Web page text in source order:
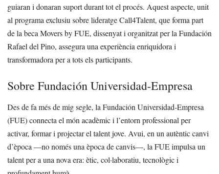
guiaran i donaran suport durant tot el procés. Aquest aspecte, unit
al programa exclusiu sobre lideratge Call4Talent, que forma part
de la beca Movers by FUE, dissenyat i organitzat per la Fundación
Rafael del Pino, assegura una experiència enriquidora i
transformadora per a tots els participants.
Sobre Fundación Universidad-Empresa
Des de fa més de mig segle, la Fundación Universidad-Empresa
(FUE) connecta el món acadèmic i l’entorn professional per
activar, formar i projectar el talent jove. Avui, en un autèntic canvi
d’època —no només una època de canvis—, la FUE impulsa un
talent per a una nova era: ètic, col·laboratiu, tecnològic i